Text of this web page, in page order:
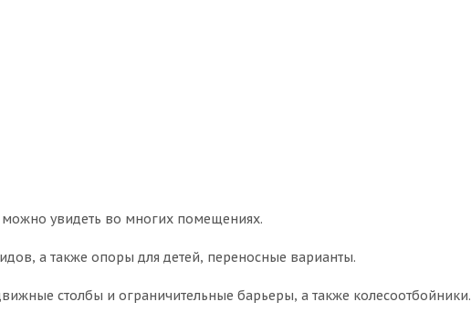
увидеть во многих помещениях.
а также опоры для детей, переносные варианты.
столбы и ограничительные барьеры, а также колесоотбойники.